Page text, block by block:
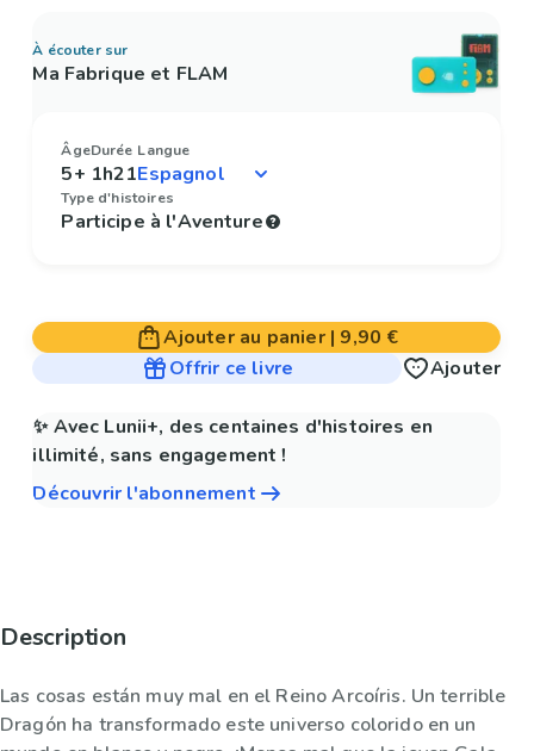
À écouter sur
Ma Fabrique et FLAM
Âge
5+
Durée
1h21
Langue
Type d'histoires
Participe à l'Aventure
Ajouter au panier| 9,90 €
Offrir ce livre
Ajouter
✨ Avec Lunii+, des centaines d'histoires en
illimité, sans engagement !
Découvrir l'abonnement
Description
Las cosas están muy mal en el Reino Arcoíris. Un terrible
Dragón ha transformado este universo colorido en un